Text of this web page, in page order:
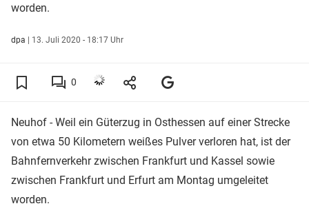
worden.
dpa | 13. Juli 2020 - 18:17 Uhr
0
Neuhof - Weil ein Güterzug in Osthessen auf einer Strecke
von etwa 50 Kilometern weißes Pulver verloren hat, ist der
Bahnfernverkehr zwischen Frankfurt und Kassel sowie
zwischen Frankfurt und Erfurt am Montag umgeleitet
worden.